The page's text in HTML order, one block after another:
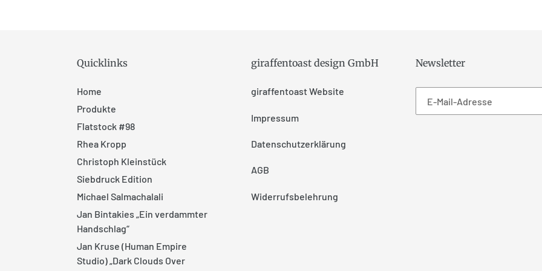
Quicklinks
Home
Produkte
Flatstock #98
Rhea Kropp
Christoph Kleinstück
Siebdruck Edition
Michael Salmachalali
Jan Bintakies „Ein verdammter
Handschlag“
Jan Kruse (Human Empire
Studio) „Dark Clouds Over
giraffentoast design GmbH
giraffentoast Website
Impressum
Datenschutzerklärung
AGB
Widerrufsbelehrung
Newsletter